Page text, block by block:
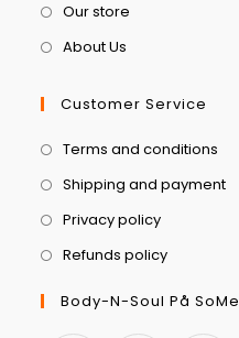
Our store
About Us
Customer Service
Terms and conditions
Shipping and payment
Privacy policy
Refunds policy
Body-N-Soul På SoMe